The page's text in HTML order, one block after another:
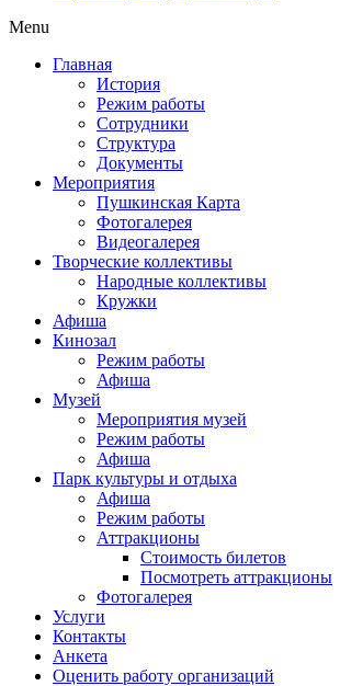
Menu
Главная
История
Режим работы
Сотрудники
Структура
Документы
Мероприятия
Пушкинская Карта
Фотогалерея
Видеогалерея
Творческие коллективы
Народные коллективы
Кружки
Афиша
Кинозал
Режим работы
Афиша
Музей
Мероприятия музей
Режим работы
Афиша
Парк культуры и отдыха
Афиша
Режим работы
Аттракционы
Стоимость билетов
Посмотреть аттракционы
Фотогалерея
Услуги
Контакты
Анкета
Оценить работу организаций